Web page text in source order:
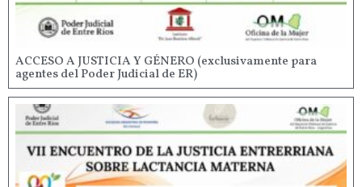
ACCESO A JUSTICIA Y GÉNERO (exclusivamente para
agentes del Poder Judicial de ER)